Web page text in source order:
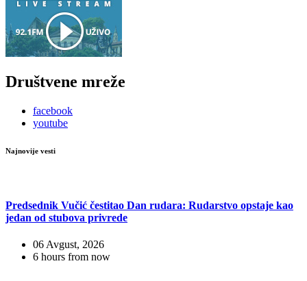
Društvene mreže
facebook
youtube
Najnovije vesti
Predsednik Vučić čestitao Dan rudara: Rudarstvo opstaje kao
jedan od stubova privrede
06 Avgust, 2026
6 hours from now